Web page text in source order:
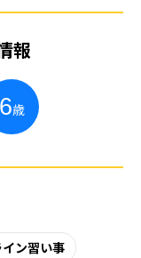
報
6歳
ン習い事